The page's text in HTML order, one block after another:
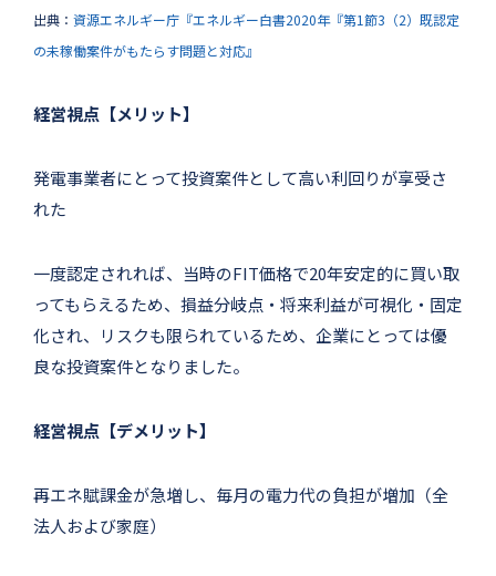
出典： 資源エネルギー庁『エネルギー白書2020年『第1節3（2）既認定
の未稼働案件がもたらす問題と対応』
経営視点【メリット】
発電事業者にとって投資案件として高い利回りが享受さ
れた
一度認定されれば、当時のFIT価格で20年安定的に買い取
ってもらえるため、損益分岐点・将来利益が可視化・固定
化され、リスクも限られているため、企業にとっては優
良な投資案件となりました。
経営視点【デメリット】
再エネ賦課金が急増し、毎月の電力代の負担が増加（全
法人および家庭）